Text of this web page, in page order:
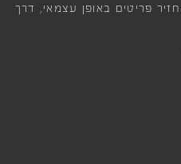
פריטים באופן עצמאי, דרך